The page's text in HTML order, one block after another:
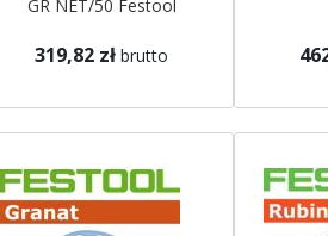
GR NET/50 Festool
319,82 zł brutto